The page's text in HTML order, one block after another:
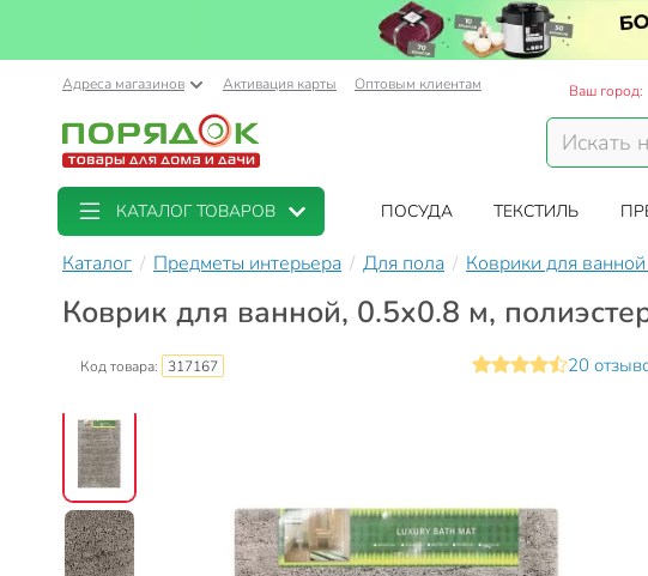
Адреса магазинов Активация карты Оптовым клиентам Ваш город:
КАТАЛОГ ТОВАРОВ ПОСУДА ТЕКСТИЛЬ
Каталог Предметы интерьера Для пола Коврики для
Коврик для ванной, 0.5х0.8 м,
Код товара: 317167 20